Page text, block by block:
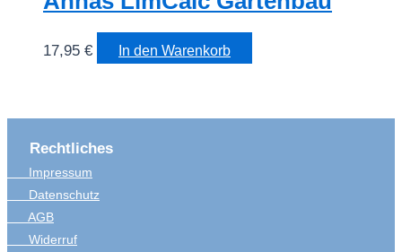
17,95 € In den Warenkorb
Rechtliches
Impressum
Datenschutz
AGB
Widerruf